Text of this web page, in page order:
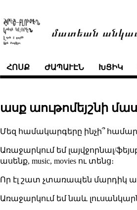
մատեան
ՀՈՍՔ ԺԱՊԱՒԷՆ ԽՑԻԿ
ասք աութոմեյշնի
Մեզ համակարգերը ինչի՞
Առաջարկում եմ լայվջորնալ/
ասենք, music, movies ու տենց։
Որ էլ շատ չտառապեն մարդիկ
Առաջարկում եմ նաև